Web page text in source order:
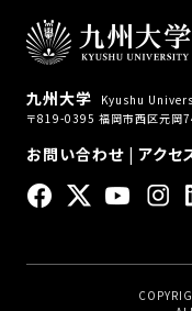
九州大学
Kyushu
〒819-0395 福岡市西区元岡
お問い合わせ| アクセ